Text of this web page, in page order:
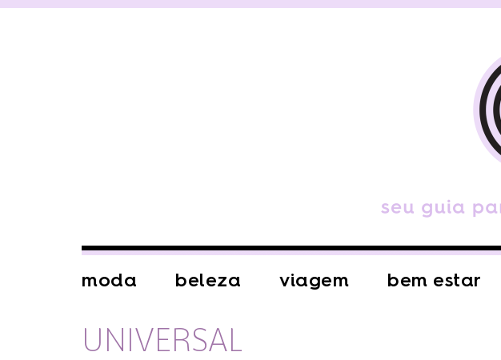
moda beleza viagem bem estar
UNIVERSAL